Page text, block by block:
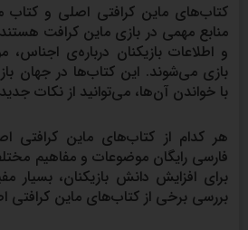
کتاب‌های ماین کرافتی اصلی و کتاب
منابع مهمی در بازی ماین کرافت
و اطلاعات بازیکنان درباره‌ی
بازی می‌شوند. این کتاب‌ها در جهان
با خواندن آن‌ها، می‌توانید از نکات
هر کدام از کتاب‌های ماین کرافتی
فارسی رایگان موضوعات و مفاهیم
برای افزایش دانش بازیکنان، بسیار
بررسی برخی از کتاب‌های ماین کرافتی